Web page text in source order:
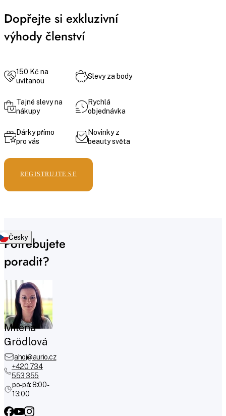
Dopřejte si exkluzivní
výhody členství
150 Kč na
uvítanou
Slevy za body
Tajné slevy na
nákupy
Rychlá
objednávka
Dárky přímo
pro vás
Novinky z
beauty světa
REGISTRUJTE SE
Potřebujete
poradit?
Milena
Grödlová
ahoj@aurio.cz
+420 734
553 355
po-pá: 8:00 -
13:00
Česky